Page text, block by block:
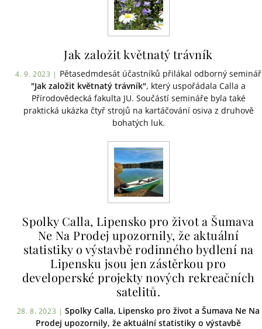
Jak založit květnatý trávník
4. 9. 2023 | Pětasedmdesát účastníků přilákal odborný seminář
"Jak založit květnatý trávník", který uspořádala Calla a
Přírodovědecká fakulta JU. Součástí semináře byla také
praktická ukázka čtyř strojů na kartáčování osiva z druhově
bohatých luk.
Spolky Calla, Lipensko pro život a Šumava
Ne Na Prodej upozornily, že aktuální
statistiky o výstavbě rodinného bydlení na
Lipensku jsou jen zástěrkou pro
developerské projekty nových rekreačních
satelitů.
28. 8. 2023 | Spolky Calla, Lipensko pro život a Šumava Ne Na
Prodej upozornily, že aktuální statistiky o výstavbě